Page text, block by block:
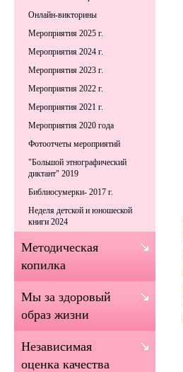
Онлайн-викторины
Мероприятия 2025 г.
Мероприятия 2024 г.
Мероприятия 2023 г.
Мероприятия 2022 г.
Мероприятия 2021 г.
Мероприятия 2020 года
Фотоотчеты мероприятий
"Большой этнографический
диктант" 2019
Библиосумерки- 2017 г.
Неделя детской и юношеской
книги 2024
Методическая
копилка
Мы за здоровый
образ жизни
Независимая
оценка качества